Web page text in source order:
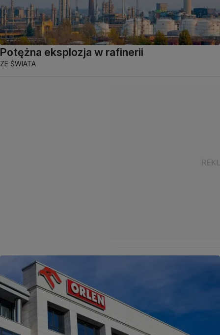
Potężna eksplozja w rafinerii
ZE ŚWIATA